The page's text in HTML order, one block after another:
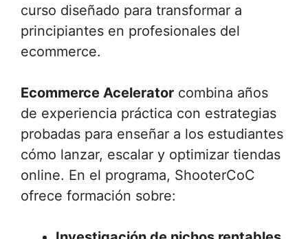
curso diseñado para transformar a
principiantes en profesionales del
ecommerce.
Ecommerce Acelerator combina años
de experiencia práctica con estrategias
probadas para enseñar a los estudiantes
cómo lanzar, escalar y optimizar tiendas
online. En el programa, ShooterCoC
ofrece formación sobre: